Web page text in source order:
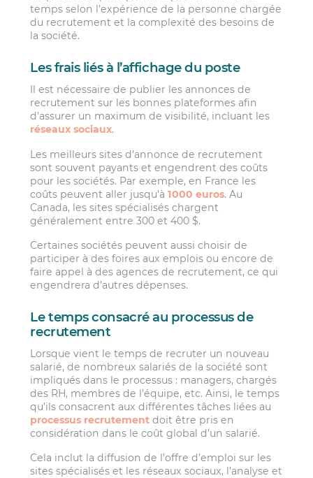
temps selon l’expérience de la personne chargée
du recrutement et la complexité des besoins de
la société.
Les frais liés à l’affichage du poste
Il est nécessaire de publier les annonces de
recrutement sur les bonnes plateformes afin
d’assurer un maximum de visibilité, incluant les
réseaux sociaux.
Les meilleurs sites d’annonce de recrutement
sont souvent payants et engendrent des coûts
pour les sociétés. Par exemple, en France les
coûts peuvent aller jusqu’à1000 euros. Au
Canada, les sites spécialisés chargent
généralement entre 300 et 400 $.
Certaines sociétés peuvent aussi choisir de
participer à des foires aux emplois ou encore de
faire appel à des agences de recrutement, ce qui
engendrera d’autres dépenses.
Le temps consacré au processus de
recrutement
Lorsque vient le temps de recruter un nouveau
salarié, de nombreux salariés de la société sont
impliqués dans le processus : managers, chargés
des RH, membres de l’équipe, etc. Ainsi, le temps
qu’ils consacrent aux différentes tâches liées au
processus recrutement doit être pris en
considération dans le coût global d’un salarié.
Cela inclut la diffusion de l’offre d’emploi sur les
sites spécialisés et les réseaux sociaux, l’analyse et